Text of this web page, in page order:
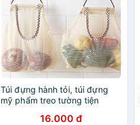
Túi đựng hành tỏi, túi đựng
mỹ phẩm treo tường tiện
16.000 đ